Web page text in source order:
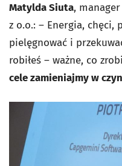
Matylda Siuta,
z o.o.: – Energia, chęci,
pielęgnować i
robiłeś – ważne, co
cele zamieniajmy w